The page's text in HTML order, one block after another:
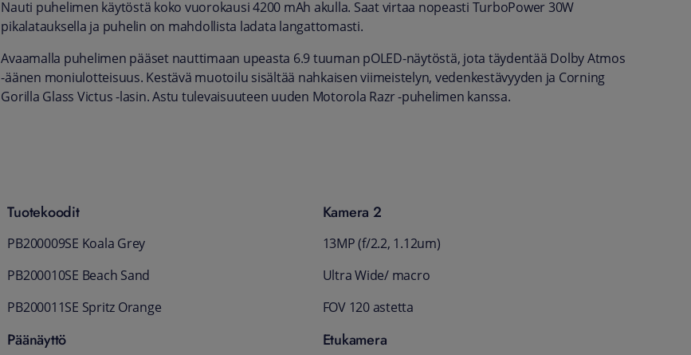
Nauti puhelimen käytöstä koko vuorokausi 4200 mAh akulla. Saat virtaa nopeasti TurboPower 30W
pikalatauksella ja puhelin on mahdollista ladata langattomasti.
Avaamalla puhelimen pääset nauttimaan upeasta 6.9 tuuman pOLED-näytöstä, jota täydentää Dolby Atmos
-äänen moniulotteisuus. Kestävä muotoilu sisältää nahkaisen viimeistelyn, vedenkestävyyden ja Corning
Gorilla Glass Victus -lasin. Astu tulevaisuuteen uuden Motorola Razr -puhelimen kanssa.
Tuotekoodit
PB200009SE Koala Grey
PB200010SE Beach Sand
PB200011SE Spritz Orange
Päänäyttö
Kamera 2
13MP (f/2.2, 1.12um)
Ultra Wide/ macro
FOV 120 astetta
Etukamera